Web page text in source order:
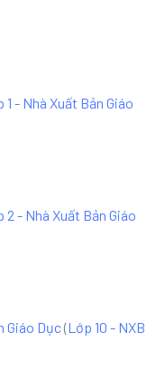
1 - Nhà Xuất Bản Giáo
2 - Nhà Xuất Bản Giáo
Giáo Dục(Lớp 10 - NXB